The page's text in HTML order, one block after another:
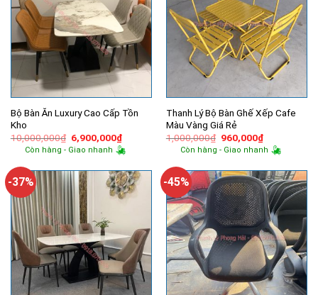
Bộ Bàn Ăn Luxury Cao Cấp Tồn
Kho
10,000,000₫ Giá
gốc
là:
6,900,000₫Giá
hiện
tại
6,900,000₫.
Còn hàng - Giao nhanh
Thanh Lý Bộ Bàn Ghế Xếp Cafe
Màu Vàng Giá Rẻ
1,000,000₫ Giá
gốc
là:
960,000₫Giá
hiện
tại
960,000₫.
Còn hàng - Giao nhanh
-37% -45%